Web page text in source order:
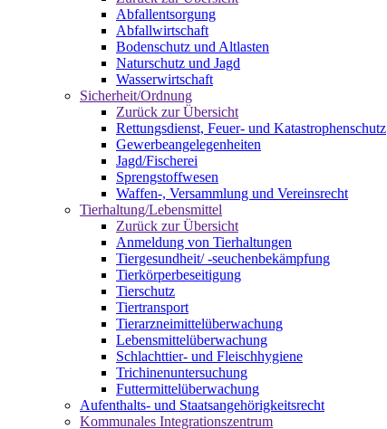
Abfallentsorgung
Abfallwirtschaft
Bodenschutz und Altlasten
Naturschutz und Jagd
Wasserwirtschaft
Sicherheit/Ordnung
Zurück zur Übersicht
Rettungsdienst, Feuer- und Katastrophenschutz
Gewerbeangelegenheiten
Jagd/Fischerei
Sprengstoffwesen
Waffen-, Versammlung und Vereinsrecht
Tierhaltung/Lebensmittel
Zurück zur Übersicht
Anmeldung von Tierhaltungen
Tiergesundheit/ -seuchenbekämpfung
Tierkörperbeseitigung
Tierschutz
Tiertransport
Tierarzneimittelüberwachung
Lebensmittelüberwachung
Schlachttier- und Fleischhygiene
Trichinenuntersuchung
Futtermittelüberwachung
Aufenthalts- und Staatsangehörigkeitsrecht
Kommunales Integrationszentrum